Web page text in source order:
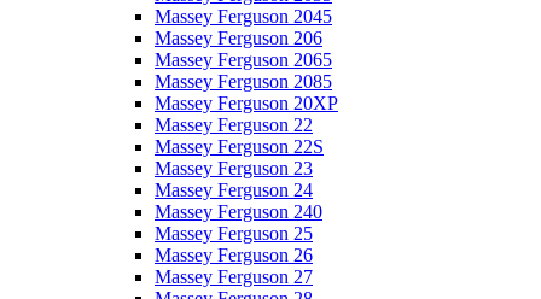
Massey Ferguson 2045
Massey Ferguson 206
Massey Ferguson 2065
Massey Ferguson 2085
Massey Ferguson 20XP
Massey Ferguson 22
Massey Ferguson 22S
Massey Ferguson 23
Massey Ferguson 24
Massey Ferguson 240
Massey Ferguson 25
Massey Ferguson 26
Massey Ferguson 27